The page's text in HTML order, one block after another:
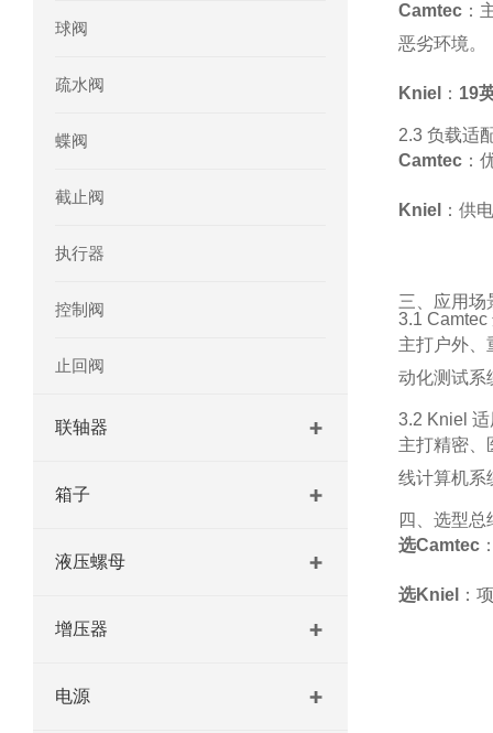
球阀
疏水阀
蝶阀
截止阀
执行器
控制阀
止回阀
联轴器
箱子
液压螺母
增压器
电源
Camtec：
恶劣环境。
Kniel ： 19
2.3 负载适
Camtec：
Kniel ：供
三、应用场
3.1 Camtec
主打户外
动化测试系
3.2 Kniel
主打精密、
线计算机系
四、选型总
选Camtec
选Kniel ：